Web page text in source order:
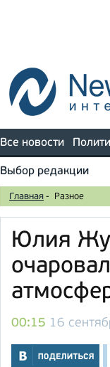
Все новости
Выбор редакции
Главная - Разное
Юлия
00:15 16